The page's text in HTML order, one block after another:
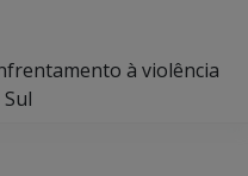
à violência